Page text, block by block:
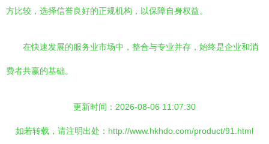
方比较，选择信誉良好的正规机构，以保障自身权益。
在快速发展的服务业市场中，整合与专业并存，始终是企业和消
费者共赢的基础。
更新时间：2026-08-06 11:07:30
如若转载，请注明出处：http://www.hkhdo.com/product/91.html